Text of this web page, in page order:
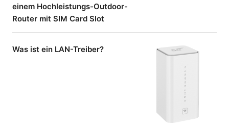
einem Hochleistungs-Outdoor-
Router mit SIM Card Slot
Was ist ein LAN-Treiber?